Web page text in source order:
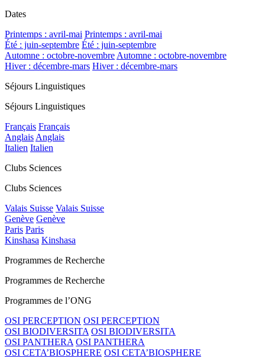
Dates
Printemps : avril-mai Printemps : avril-mai
Été : juin-septembre Été : juin-septembre
Automne : octobre-novembreAutomne : octobre-novembre
Hiver : décembre-mars Hiver : décembre-mars
Séjours Linguistiques
Séjours Linguistiques
Français Français
AnglaisAnglais
Italien Italien
Clubs Sciences
Clubs Sciences
Valais Suisse Valais Suisse
Genève Genève
Paris Paris
Kinshasa Kinshasa
Programmes de Recherche
Programmes de Recherche
Programmes de l’ONG
OSI PERCEPTION OSI PERCEPTION
OSI BIODIVERSITA OSI BIODIVERSITA
OSI PANTHERA OSI PANTHERA
OSI CETA’BIOSPHERE OSI CETA’BIOSPHERE